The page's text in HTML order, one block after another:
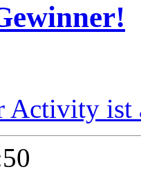
Activity